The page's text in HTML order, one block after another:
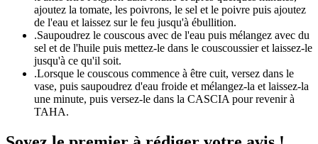
ajoutez la tomate, les poivrons, le sel et le poivre puis ajoutez
de l'eau et laissez sur le feu jusqu'à ébullition.
.Saupoudrez le couscous avec de l'eau puis mélangez avec du
sel et de l'huile puis mettez-le dans le couscoussier et laissez-le
jusqu'à ce qu'il soit.
.Lorsque le couscous commence à être cuit, versez dans le
vase, puis saupoudrez d'eau froide et mélangez-la et laissez-la
une minute, puis versez-le dans la CASCIA pour revenir à
TAHA.